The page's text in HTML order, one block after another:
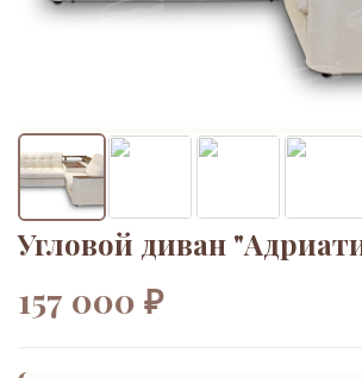
Угловой диван
157 000 ₽